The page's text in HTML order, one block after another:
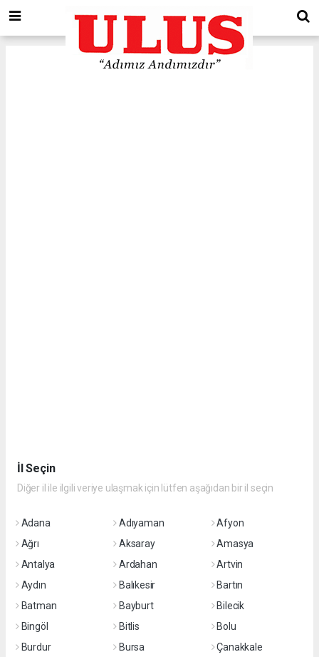
Kütahyaiçin Tol ve Trafik durumu
İl Seçin
Diğer il ile ilgili veriye ulaşmak için lütfen aşağıdan bir il seçin
Adana Adıyaman
Afyon
Ağrı
Aksaray
Amasya
Antalya
Ardahan
Artvin
Aydın
Balıkesir
Bartın
Batman
Bayburt
Bilecik
Bingöl
Bitlis
Bolu
Burdur
Bursa
Çanakkale